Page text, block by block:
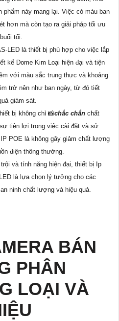
phẩm này mang lại. Việc có màu ban
hơn mà còn tạo ra giải pháp tối ưu
tối.
LED là thiết bị phù hợp cho việc lắp
kế Dome Kim Loại hiện đại và tiện
với màu sắc trung thực và khoảng
trở nên như ban ngày, từ đó tiết
giám sát.
bị không chỉ 📸chắc chắn chất
tiện lợi trong việc cài đặt và sử
POE là không gây giảm chất lượng
điện thông thường.
và tính năng hiện đại, thiết bị Ip
là lựa chọn lý tưởng cho các
ninh chất lượng và hiệu quả.
BÁN
PHÂN
LOẠI VÀ